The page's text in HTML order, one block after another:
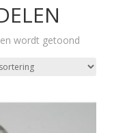
wordt getoond